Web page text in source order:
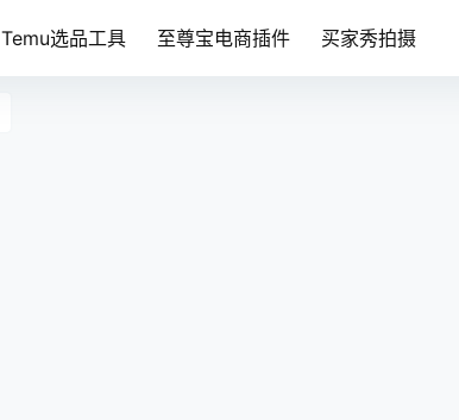
Temu选品工具 至尊宝电商插件 买家秀拍摄